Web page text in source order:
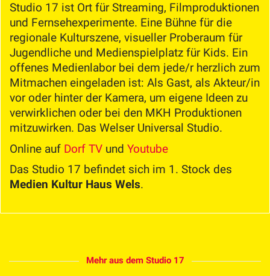
Studio 17 ist Ort für Streaming, Filmproduktionen
und Fernsehexperimente. Eine Bühne für die
regionale Kulturszene, visueller Proberaum für
Jugendliche und Medienspielplatz für Kids. Ein
offenes Medienlabor bei dem jede/r herzlich zum
Mitmachen eingeladen ist: Als Gast, als Akteur/in
vor oder hinter der Kamera, um eigene Ideen zu
verwirklichen oder bei den MKH Produktionen
mitzuwirken. Das Welser Universal Studio.
Online auf Dorf TV und Youtube
Das Studio 17 befindet sich im 1. Stock des
Medien Kultur Haus Wels.
Mehr aus dem Studio 17